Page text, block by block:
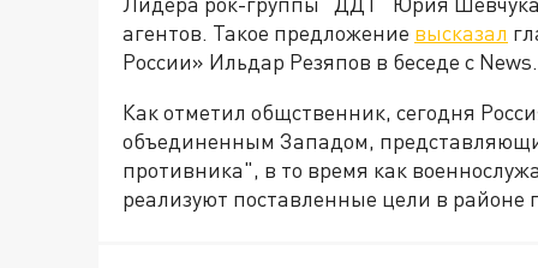
агентов. Такое предложение высказал
России» Ильдар Резяпов в беседе с
Как отметил общственник, сегодня
объединенным Западом,
противника", в то время как
реализуют поставленные цели в